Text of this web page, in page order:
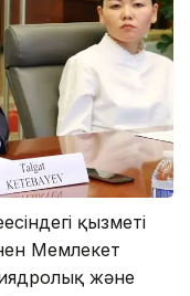
қызметі
Мемлекет
және